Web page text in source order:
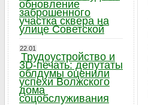
обновление
заброшенного
участка сквера на
улице Советской
22.01
Трудоустройство и
3D-печать: депутаты
облдумы оценили
успехи Волжского
дома
соцобслуживания